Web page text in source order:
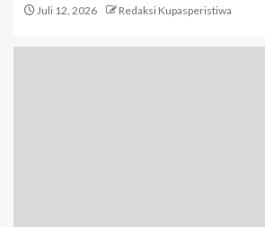
Juli 12, 2026 Redaksi Kupasperistiwa